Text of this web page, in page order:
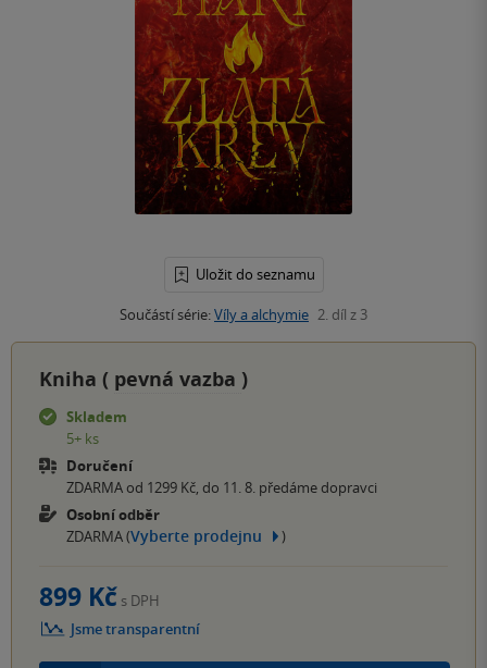
Uložit do seznamu
Součástí série:Víly a alchymie 2. díl z 3
Kniha ( pevná vazba )
Skladem
5+ ks
Doručení
ZDARMA od 1299 Kč, do 11. 8. předáme dopravci
Osobní odběr
ZDARMA (Vyberte prodejnu )
899 Kč s DPH
Jsme transparentní